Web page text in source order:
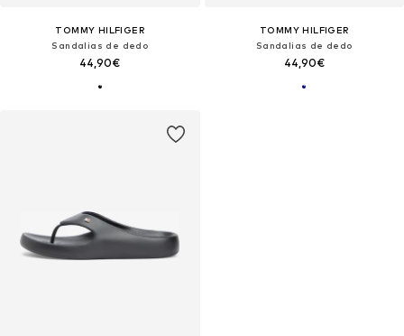
TOMMY HILFIGER
Sandalias de dedo
44,90€
TOMMY HILFIGER
Sandalias de dedo
44,90€